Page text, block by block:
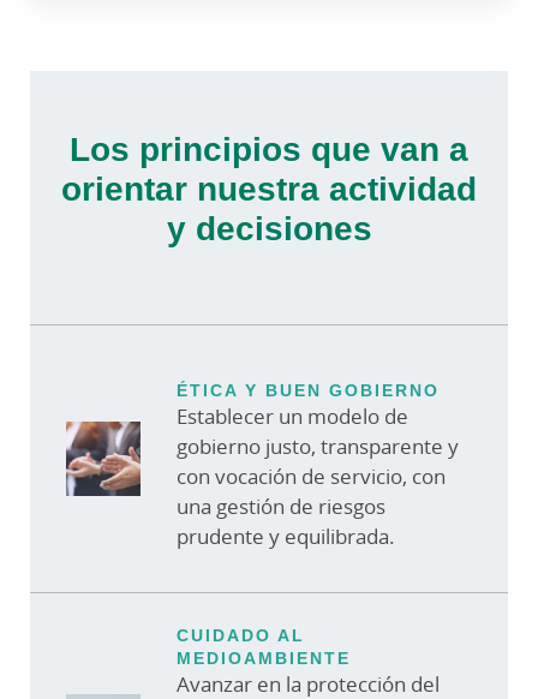
Los principios que van a
orientar nuestra actividad
y decisiones
ÉTICA Y BUEN GOBIERNO
Establecer un modelo de
gobierno justo, transparente y
con vocación de servicio, con
una gestión de riesgos
prudente y equilibrada.
CUIDADO AL
MEDIOAMBIENTE
Avanzar en la protección del